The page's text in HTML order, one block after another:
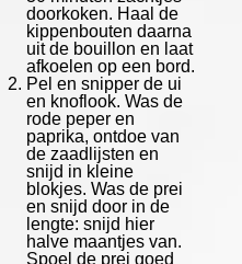
doorkoken. Haal de
kippenbouten daarna
uit de bouillon en laat
afkoelen op een bord.
Pel en snipper de ui
en knoflook. Was de
rode peper en
paprika, ontdoe van
de zaadlijsten en
snijd in kleine
blokjes. Was de prei
en snijd door in de
lengte: snijd hier
halve maantjes van.
Spoel de prei goed